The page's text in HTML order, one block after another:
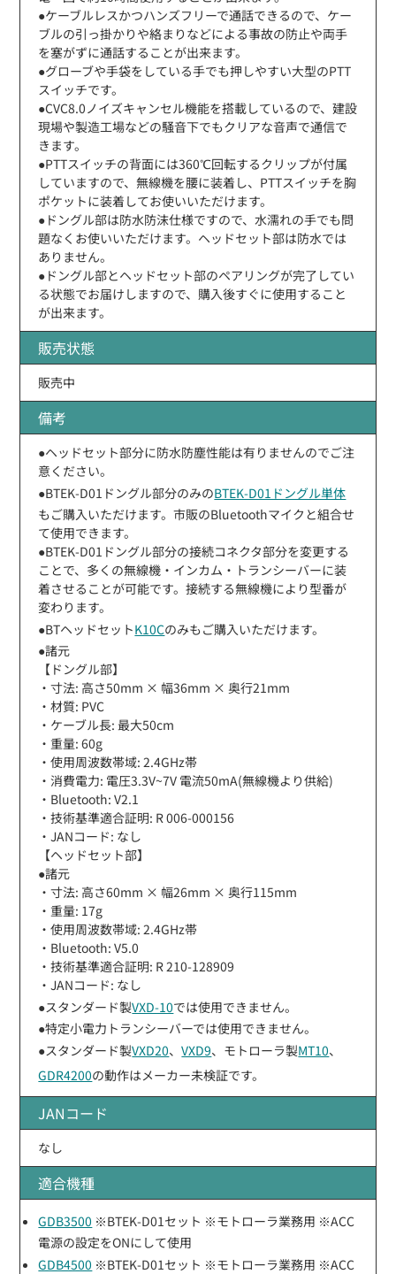
●ケーブルレスかつハンズフリーで通話できるので、ケー
ブルの引っ掛かりや絡まりなどによる事故の防止や両手
を塞がずに通話することが出来ます。
●グローブや手袋をしている手でも押しやすい大型のPTT
スイッチです。
●CVC8.0ノイズキャンセル機能を搭載しているので、建設
現場や製造工場などの騒音下でもクリアな音声で通信で
きます。
●PTTスイッチの背面には360℃回転するクリップが付属
していますので、無線機を腰に装着し、PTTスイッチを胸
ポケットに装着してお使いいただけます。
●ドングル部は防水防沫仕様ですので、水濡れの手でも問
題なくお使いいただけます。ヘッドセット部は防水では
ありません。
●ドングル部とヘッドセット部のペアリングが完了してい
る状態でお届けしますので、購入後すぐに使用すること
が出来ます。
販売状態
販売中
備考
●ヘッドセット部分に防水防塵性能は有りませんのでご注
意ください。
●BTEK-D01ドングル部分のみのBTEK-D01ドングル単体
もご購入いただけます。市販のBluetoothマイクと組合せ
て使用できます。
●BTEK-D01ドングル部分の接続コネクタ部分を変更する
ことで、多くの無線機・インカム・トランシーバーに装
着させることが可能です。接続する無線機により型番が
変わります。
●BTヘッドセットK10Cのみもご購入いただけます。
●諸元
【ドングル部】
・寸法: 高さ50mm × 幅36mm × 奥行21mm
・材質: PVC
・ケーブル長: 最大50cm
・重量: 60g
・使用周波数帯域: 2.4GHz帯
・消費電力: 電圧3.3V~7V 電流50mA(無線機より供給)
・Bluetooth: V2.1
・技術基準適合証明: R 006-000156
・JANコード: なし
【ヘッドセット部】
●諸元
・寸法: 高さ60mm × 幅26mm × 奥行115mm
・重量: 17g
・使用周波数帯域: 2.4GHz帯
・Bluetooth: V5.0
・技術基準適合証明: R 210-128909
・JANコード: なし
●スタンダード製VXD-10では使用できません。
●特定小電力トランシーバーでは使用できません。
●スタンダード製VXD20、VXD9、モトローラ製MT10、
GDR4200の動作はメーカー未検証です。
JANコード
なし
適合機種
GDB3500 ※BTEK-D01セット ※モトローラ業務用 ※ACC
電源の設定をONにして使用
GDB4500 ※BTEK-D01セット ※モトローラ業務用 ※ACC